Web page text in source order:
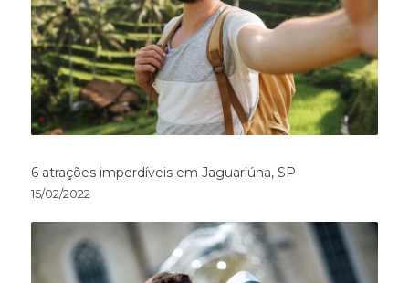
6 atrações imperdíveis em Jaguariúna, SP
15/02/2022